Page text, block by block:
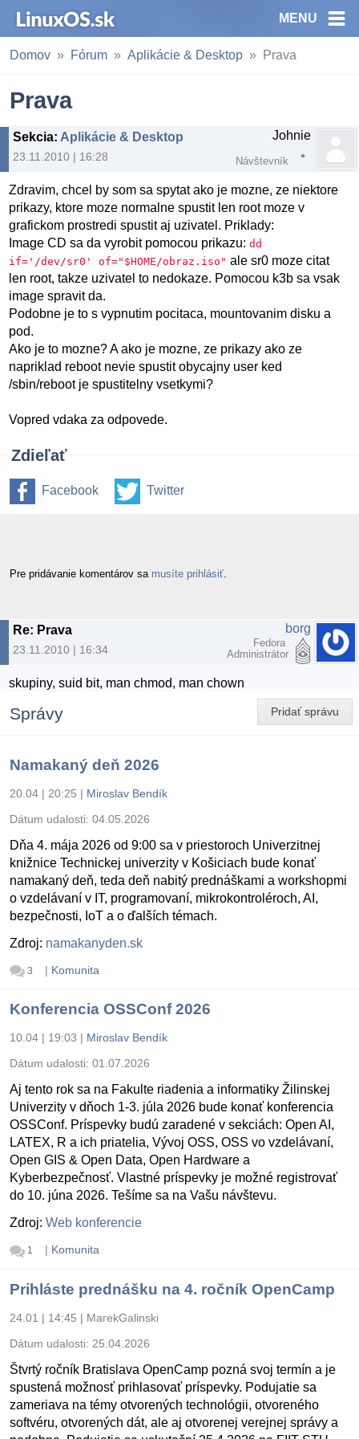
MENU
Domov Fórum Aplikácie & Desktop Prava
Prava
Sekcia: Aplikácie & Desktop
23.11.2010 | 16:28
Johnie
Návštevník
Zdravim, chcel by som sa spytat ako je mozne, ze niektore
prikazy, ktore moze normalne spustit len root moze v
grafickom prostredi spustit aj uzivatel. Priklady:
Image CD sa da vyrobit pomocou prikazu:dd
if='/dev/sr0' of="$HOME/obraz.iso" ale sr0 moze citat
len root, takze uzivatel to nedokaze. Pomocou k3b sa vsak
image spravit da.
Podobne je to s vypnutim pocitaca, mountovanim disku a
pod.
Ako je to mozne? A ako je mozne, ze prikazy ako ze
napriklad reboot nevie spustit obycajny user ked
/sbin/reboot je spustitelny vsetkymi?
Vopred vdaka za odpovede.
Zdieľať
Facebook Twitter
Pre pridávanie komentárov sa musíte prihlásiť
Re: Prava
23.11.2010 | 16:34
borg
Fedora
Administrátor
skupiny, suid bit, man chmod, man chown
Pridať správu
Správy
Namakaný deň 2026
20.04 | 20:25 | Miroslav Bendík
Dátum udalosti: 04.05.2026
Dňa 4. mája 2026 od 9:00 sa v priestoroch Univerzitnej
knižnice Technickej univerzity v Košiciach bude konať
namakaný deň, teda deň nabitý prednáškami a workshopmi
o vzdelávaní v IT, programovaní, mikrokontroléroch, AI,
bezpečnosti, IoT a o ďalších témach.
Zdroj: namakanyden.sk
3 | Komunita
Konferencia OSSConf 2026
10.04 | 19:03 | Miroslav Bendík
Dátum udalosti: 01.07.2026
Aj tento rok sa na Fakulte riadenia a informatiky Žilinskej
Univerzity v dňoch 1-3. júla 2026 bude konať konferencia
OSSConf. Príspevky budú zaradené v sekciách: Open AI,
LATEX, R a ich priatelia, Vývoj OSS, OSS vo vzdelávaní,
Open GIS & Open Data, Open Hardware a
Kyberbezpečnosť. Vlastné príspevky je možné registrovať
do 10. júna 2026. Tešíme sa na Vašu návštevu.
Zdroj: Web konferencie
1 | Komunita
Prihláste prednášku na 4. ročník OpenCamp
24.01 | 14:45 | MarekGalinski
Dátum udalosti: 25.04.2026
Štvrtý ročník Bratislava OpenCamp pozná svoj termín a je
spustená možnosť prihlasovať príspevky. Podujatie sa
zameriava na témy otvorených technológii, otvoreného
softvéru, otvorených dát, ale aj otvorenej verejnej správy a